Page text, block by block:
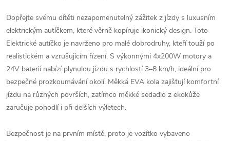
Dopřejte svému dítěti nezapomenutelný zážitek z jízdy s luxusním
elektrickým autíčkem, které věrně kopíruje ikonický design. Toto
Elektrické autíčko je navrženo pro malé dobrodruhy, kteří touží po
realistickém a vzrušujícím řízení. S výkonnými 4x200W motory a
24V baterií nabízí plynulou jízdu s rychlostí 3–8 km/h, ideální pro
bezpečné prozkoumávání okolí. Měkká EVA kola zajišťují komfortní
jízdu na různých površích, zatímco měkké sedadlo z ekokůže
zaručuje pohodlí i při delších výletech.
Bezpečnost je na prvním místě, proto je vozítko vybaveno